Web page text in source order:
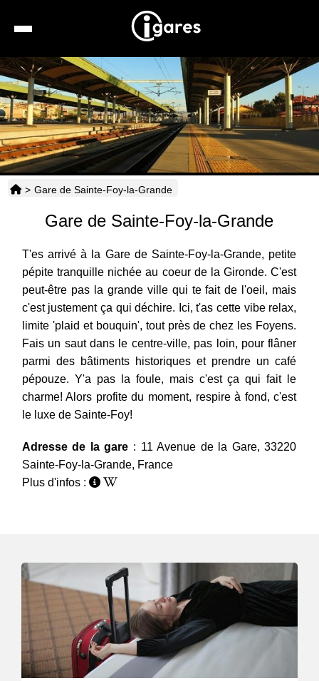
Recherche
Location de voiture
Hôtels
Taxis
Horaires
> Gare de Sainte-Foy-la-Grande
Gare de Sainte-Foy-la-Grande
T'es arrivé à la Gare de Sainte-Foy-la-Grande, petite
pépite tranquille nichée au coeur de la Gironde. C'est
peut-être pas la grande ville qui te fait de l'oeil, mais
c'est justement ça qui déchire. Ici, t'as cette vibe relax,
limite 'plaid et bouquin', tout près de chez les Foyens.
Fais un saut dans le centre-ville, pas loin, pour flâner
parmi des bâtiments historiques et prendre un café
pépouze. Y'a pas la foule, mais c'est ça qui fait le
charme! Alors profite du moment, respire à fond, c'est
le luxe de Sainte-Foy!
Adresse de la gare : 11 Avenue de la Gare, 33220
Sainte-Foy-la-Grande, France
Plus d'infos :